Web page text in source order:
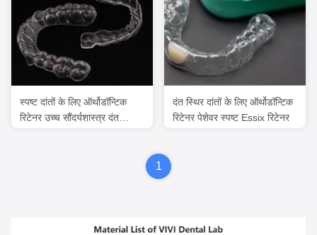
स्पष्ट दांतों के लिए ऑर्थोडॉन्टिक
रिटेनर उच्च सौंदर्यशास्त्र दंत
दंत स्थिर दांतों के लिए ऑर्थोडॉन्टिक
रिटेनर पेशेवर स्पष्ट Essix रिटेनर
1